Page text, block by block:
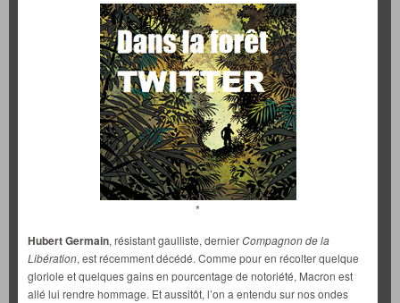
*
Hubert Germain, résistant gaulliste, dernierCompagnon de la
Libération, est récemment décédé. Comme pour en récolter quelque
gloriole et quelques gains en pourcentage de notoriété, Macron est
allé lui rendre hommage. Et aussitôt, l’on a entendu sur nos ondes